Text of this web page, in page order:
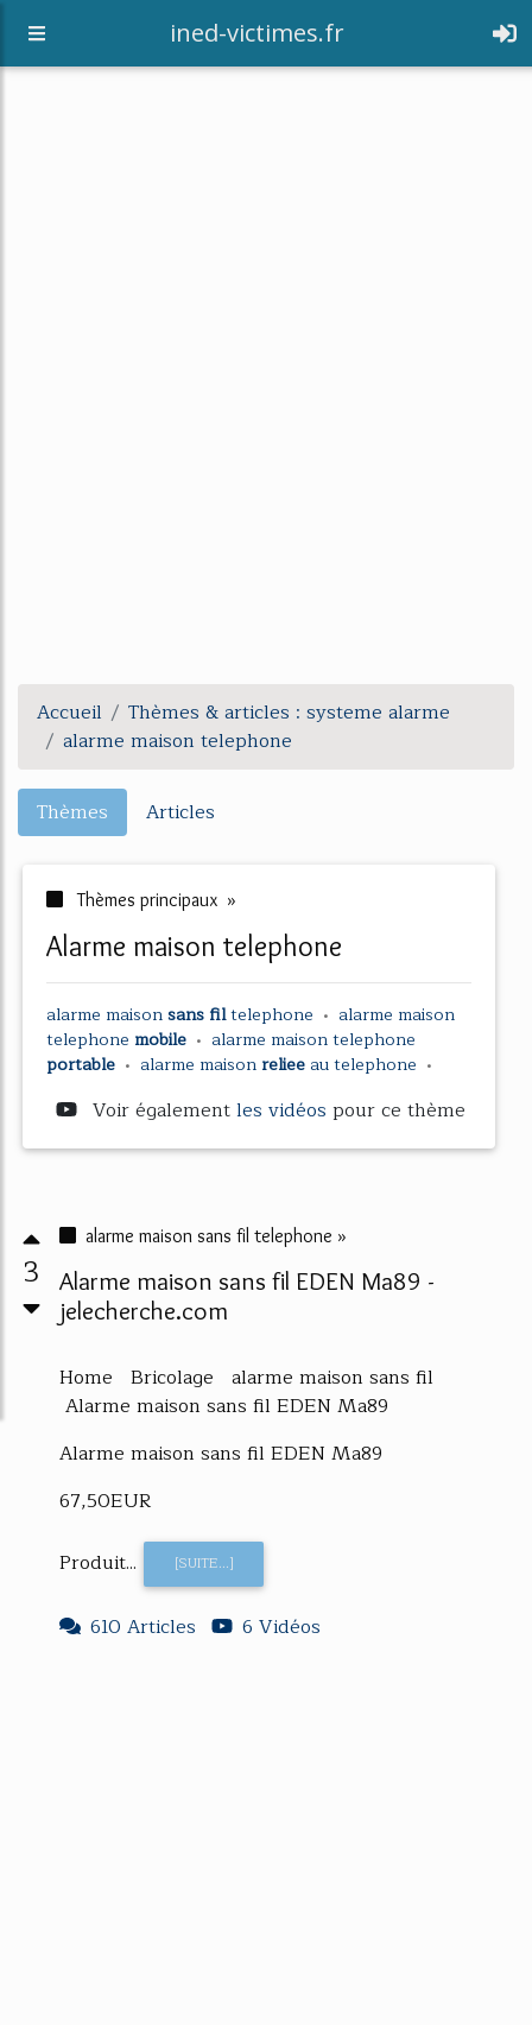
ined-victimes.fr
Accueil
Thèmes & articles : systeme alarme
alarme maison telephone
Thèmes Articles
Thèmes principaux »
alarme maison telephone
alarme maisonsans filtelephone • alarme maison
telephone mobile • alarme maison telephone
portable • alarme maison reliee autelephone •
Voir égalementles vidéos pour ce thème
3
alarme maison sans fil telephone »
Alarme maison sans fil EDEN Ma89 -
jelecherche.com
Home Bricolage alarme maison sans fil
Alarme maison sans fil EDEN Ma89
Alarme maison sans fil EDEN Ma89
67,50EUR
Produit... [SUITE...]
610 Articles 6 Vidéos